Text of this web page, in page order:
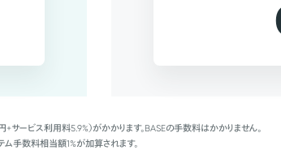
ービス利用料5.9%）がかかります。BASEの手数料はかかりません。
手数料相当額1%が加算されます。